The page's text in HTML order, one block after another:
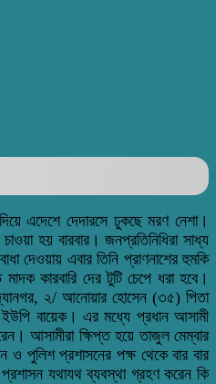
এদেশে দেদারসে ঢুকছে মরণ নেশা।
হয় বারবার। জনপ্রতিনিধিরা সাধ্য
দেওয়ায় এবার তিনি প্রাণনাশের হুমকি
কারবারি দের টুটি চেপে ধরা হবে।
২/ আনোয়ার হোসেন (৩৫) পিতা
ইউপি বায়েক। এর মধ্যে প্রধান আসামী
আসামীরা ক্ষিপ্ত হয়ে তাজুল মেম্বার
ও পুলিশ প্রশাসনের পক্ষ থেকে বার বার
যথাযথ ব্যবস্থা গ্রহণ করেন কি